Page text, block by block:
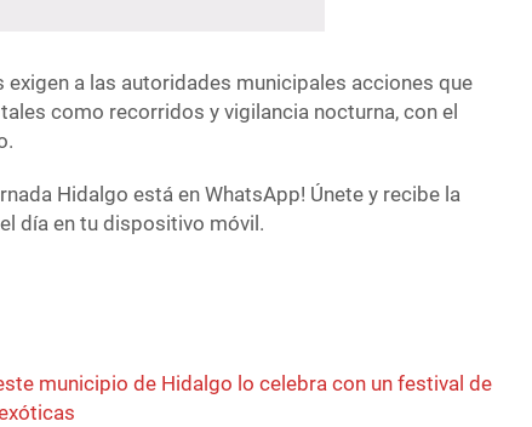
a las autoridades municipales acciones que
como recorridos y vigilancia nocturna, con el
Hidalgo está en WhatsApp! Únete y recibe la
día en tu dispositivo móvil.
municipio de Hidalgo lo celebra con un festival de